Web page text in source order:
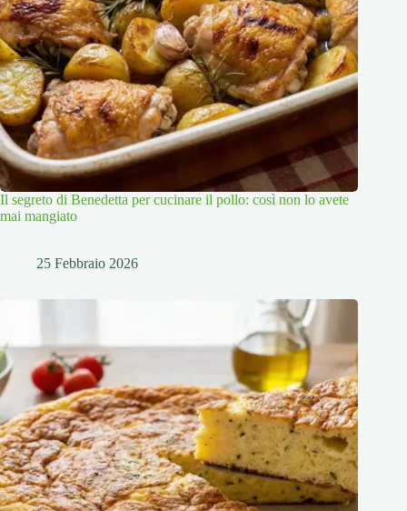
Il segreto di Benedetta per cucinare il pollo: così non lo avete
mai mangiato
25 Febbraio 2026